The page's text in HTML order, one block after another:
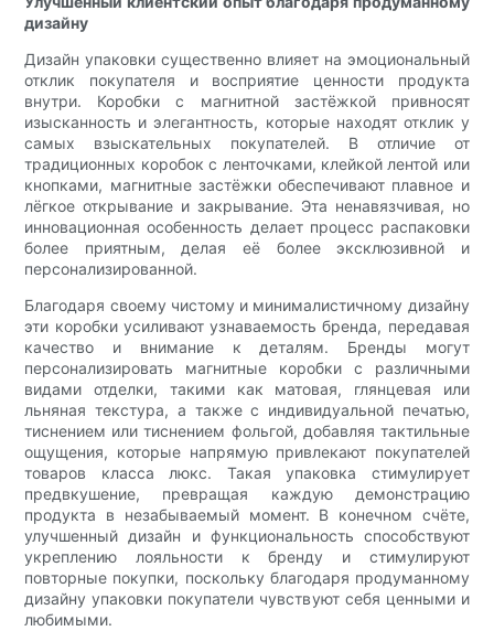
дизайну
Дизайн упаковки существенно влияет на эмоциональный
отклик покупателя и восприятие ценности продукта
внутри. Коробки с магнитной застёжкой привносят
изысканность и элегантность, которые находят отклик у
самых взыскательных покупателей. В отличие от
традиционных коробок с ленточками, клейкой лентой или
кнопками, магнитные застёжки обеспечивают плавное и
лёгкое открывание и закрывание. Эта ненавязчивая, но
инновационная особенность делает процесс распаковки
более приятным, делая её более эксклюзивной и
персонализированной.
Благодаря своему чистому и минималистичному дизайну
эти коробки усиливают узнаваемость бренда, передавая
качество и внимание к деталям. Бренды могут
персонализировать магнитные коробки с различными
видами отделки, такими как матовая, глянцевая или
льняная текстура, а также с индивидуальной печатью,
тиснением или тиснением фольгой, добавляя тактильные
ощущения, которые напрямую привлекают покупателей
товаров класса люкс. Такая упаковка стимулирует
предвкушение, превращая каждую демонстрацию
продукта в незабываемый момент. В конечном счёте,
улучшенный дизайн и функциональность способствуют
укреплению лояльности к бренду и стимулируют
повторные покупки, поскольку благодаря продуманному
дизайну упаковки покупатели чувствуют себя ценными и
любимыми.